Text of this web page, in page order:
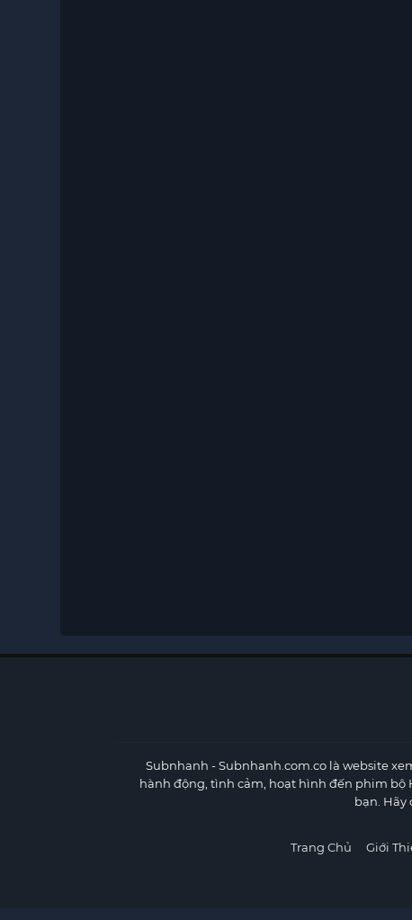
Subnhanh - Subnhanh.com.co là website
hành động, tình cảm, hoạt hình đến phim bộ
bạn. Hãy
Trang Chủ Giới